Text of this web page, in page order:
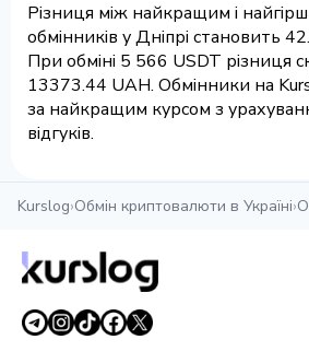
Різниця між найкращим і
обмінників у Дніпрі становить
При обміні 5 566 USDT різниця
13373.44 UAH. Обмінники на
за найкращим курсом з
відгуків.
Kurslog›Обмін криптовалюти в Україні›